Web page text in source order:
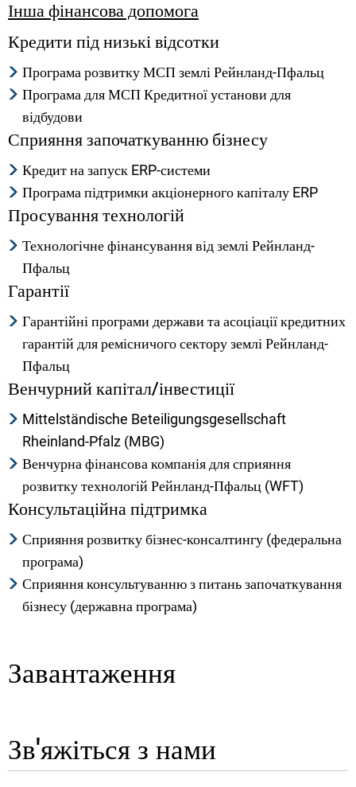
Інша фінансова допомога
Кредити під низькі відсотки
Програма розвитку МСП землі Рейнланд-Пфальц
Програма для МСП Кредитної установи для
відбудови
Сприяння започаткуванню бізнесу
Кредит на запуск ERP-системи
Програма підтримки акціонерного капіталу ERP
Просування технологій
Технологічне фінансування від землі Рейнланд-
Пфальц
Гарантії
Гарантійні програми держави та асоціації кредитних
гарантій для ремісничого сектору землі Рейнланд-
Пфальц
Венчурний капітал/інвестиції
Mittelständische Beteiligungsgesellschaft
Rheinland-Pfalz (MBG)
Венчурна фінансова компанія для сприяння
розвитку технологій Рейнланд-Пфальц (WFT)
Консультаційна підтримка
Сприяння розвитку бізнес-консалтингу (федеральна
програма)
Сприяння консультуванню з питань започаткування
бізнесу (державна програма)
Завантаження
Зв'яжіться з нами